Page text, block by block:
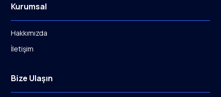
Kurumsal
Hakkımızda
İletişim
Bize Ulaşın